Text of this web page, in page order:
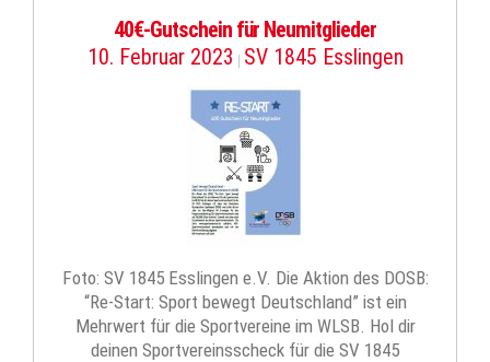
40€-Gutschein für Neumitglieder
10. Februar 2023 | SV 1845 Esslingen
Foto: SV 1845 Esslingen e.V. Die Aktion des DOSB:
“Re-Start: Sport bewegt Deutschland” ist ein
Mehrwert für die Sportvereine im WLSB. Hol dir
deinen Sportvereinsscheck für die SV 1845